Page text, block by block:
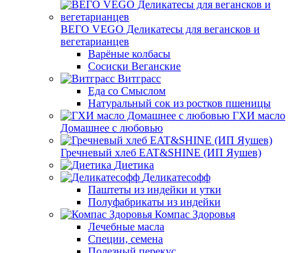
ВЕГО VEGO Деликатесы для вегансков и
вегетарианцев
Варёные колбасы
Сосиски Веганские
Витграсс
Еда со Смыслом
Натуральный сок из ростков пшеницы
ГХИ масло
Домашнее с любовью
Гречневый хлеб EAT&SHINE (ИП Яушев)
Диетика
Деликатесофф
Паштеты из индейки и утки
Полуфабрикаты из индейки
Компас Здоровья
Лечебные масла
Специи, семена